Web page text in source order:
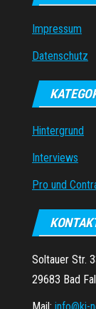
Impressum
Datenschutz
Hintergrund
Interviews
Pro und
Soltauer Str.
29683 Bad